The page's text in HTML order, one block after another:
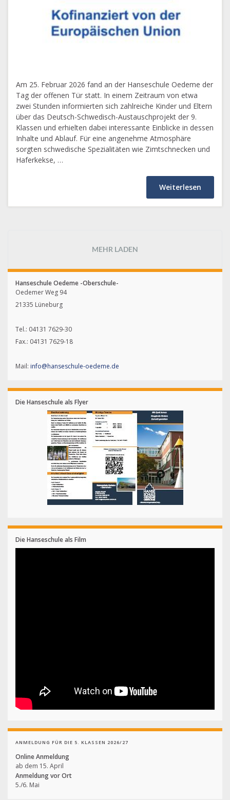
Am 25. Februar 2026 fand an der Hanseschule Oedeme der
Tag der offenen Tür statt. In einem Zeitraum von etwa
zwei Stunden informierten sich zahlreiche Kinder und Eltern
über das Deutsch-Schwedisch-Austauschprojekt der 9.
Klassen und erhielten dabei interessante Einblicke in dessen
Inhalte und Ablauf. Für eine angenehme Atmosphäre
sorgten schwedische Spezialitäten wie Zimtschnecken und
Haferkekse, …
Weiterlesen
MEHR LADEN
Hanseschule Oedeme -Oberschule-
Oedemer Weg 94
21335 Lüneburg
Tel.: 04131 7629-30
Fax.: 04131 7629-18
Mail: info@hanseschule-oedeme.de
Die Hanseschule als Flyer
Die Hanseschule als Film
ANMELDUNG FÜR DIE 5. KLASSEN 2026/27
Online Anmeldung
ab dem 15. April
Anmeldung vor Ort
5./6. Mai